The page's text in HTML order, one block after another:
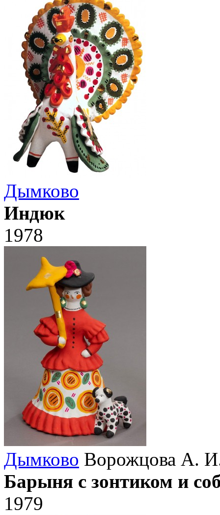
Дымково
Индюк
1978
Дымково Ворожцова А.
Барыня с зонтиком и
1979